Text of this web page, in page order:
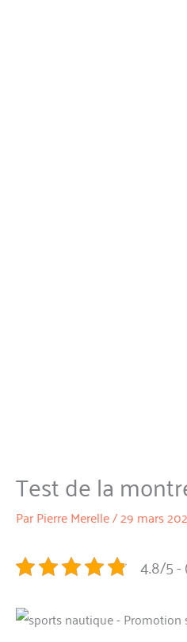
Test de la
ParPierre Merelle/29 mars
4.8/5 -